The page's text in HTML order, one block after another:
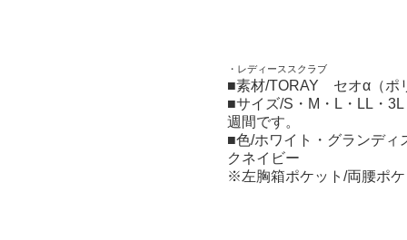
・レディーススクラブ
■素材/TORAY セオα（ポ
■サイズ/S・M・L・LL・
週間です。
■色/ホワイト・グランディ
クネイビー
※左胸箱ポケット/両腰ポ